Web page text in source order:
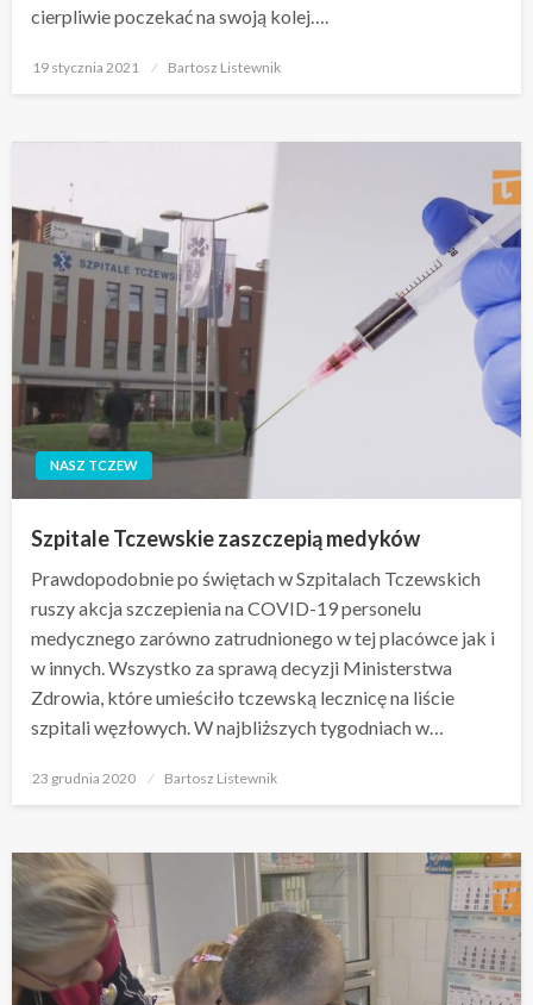
cierpliwie poczekać na swoją kolej….
Opublikowane
19 stycznia 2021 Bartosz Listewnik
NASZ TCZEW
Szpitale Tczewskie zaszczepią medyków
Prawdopodobnie po świętach w Szpitalach Tczewskich
ruszy akcja szczepienia na COVID-19 personelu
medycznego zarówno zatrudnionego w tej placówce jak i
w innych. Wszystko za sprawą decyzji Ministerstwa
Zdrowia, które umieściło tczewską lecznicę na liście
szpitali węzłowych. W najbliższych tygodniach w…
Opublikowane
23 grudnia 2020 Bartosz Listewnik